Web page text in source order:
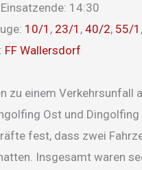
14:30
10/1 , 23/1 , 40/2, 55/1 ,
FF Wallersdorf
zu einem Verkehrsunfall
Ost und
fest, dass zwei
Insgesamt waren